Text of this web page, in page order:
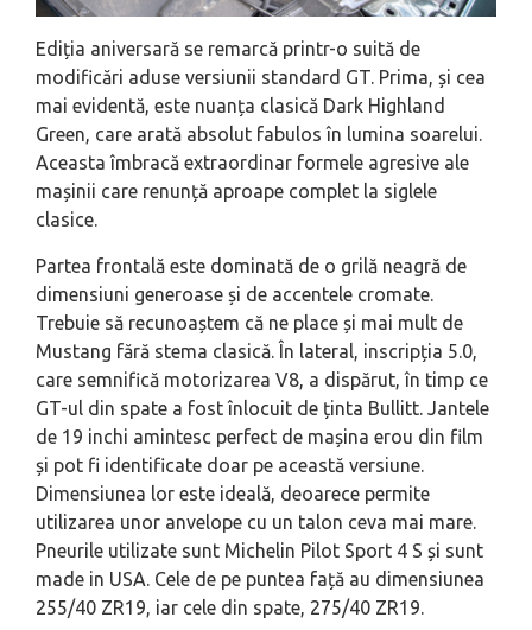
Ediția aniversară se remarcă printr-o suită de
modificări aduse versiunii standard GT. Prima, și cea
mai evidentă, este nuanța clasică Dark Highland
Green, care arată absolut fabulos în lumina soarelui.
Aceasta îmbracă extraordinar formele agresive ale
mașinii care renunță aproape complet la siglele
clasice.
Partea frontală este dominată de o grilă neagră de
dimensiuni generoase și de accentele cromate.
Trebuie să recunoaștem că ne place și mai mult de
Mustang fără stema clasică. În lateral, inscripția 5.0,
care semnifică motorizarea V8, a dispărut, în timp ce
GT-ul din spate a fost înlocuit de ținta Bullitt. Jantele
de 19 inchi amintesc perfect de mașina erou din film
și pot fi identificate doar pe această versiune.
Dimensiunea lor este ideală, deoarece permite
utilizarea unor anvelope cu un talon ceva mai mare.
Pneurile utilizate sunt Michelin Pilot Sport 4 S și sunt
made in USA. Cele de pe puntea față au dimensiunea
255/40 ZR19, iar cele din spate, 275/40 ZR19.